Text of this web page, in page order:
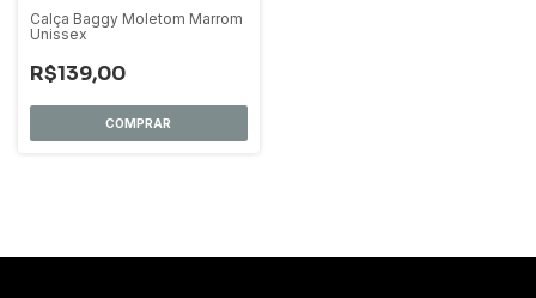
Calça Baggy Moletom Marrom
Unissex
R$139,00
COMPRAR